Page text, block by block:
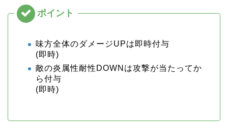
味方全体のダメージUPは即時付与
(即時)
敵の炎属性耐性DOWNは攻撃が当たってか
ら付与
(即時)